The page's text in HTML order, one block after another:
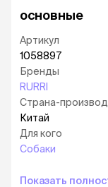
основные
Артикул
1058897
Бренды
RURRI
Страна-
Китай
Для кого
Собаки
Показать